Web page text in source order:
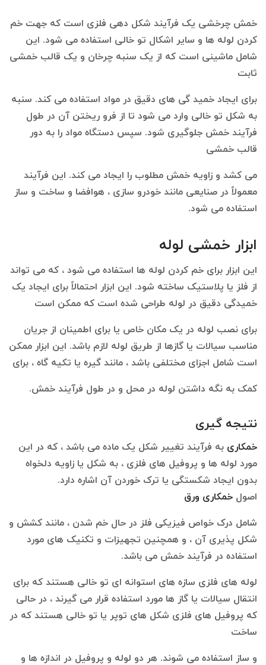
خمش چرخشی یک فرآیند شکل دهی فلزی است که جهت خم
کردن لوله ها و سایر اشکال تو خالی استفاده می شود. این
شامل ماشینی است که از یک سنبه چرخان و یک قالب خمشی
ثابت
برای ایجاد خمید گی های دقیق در مواد استفاده می کند. سنبه
به شکل تو خالی وارد می شود تا از فرو ریختن آن در طول
فرآیند خمش جلوگیری شود. سپس دستگاه مواد را به دور
قالب خمشی
می کشد و زاویه خمش مطلوب را ایجاد می کند. این فرآیند
معمولاً در صنایعی مانند خودرو سازی ، هوافضا و ساخت و ساز
استفاده می شود.
ابزار خمشی لوله
این ابزار برای خم کردن لوله ها استفاده می شود ، که می تواند
از فلز یا پلاستیک ساخته شود. این ابزار احتمالاً برای ایجاد یک
خمیدگی دقیق در لوله طراحی شده است که ممکن است
برای نصب لوله در یک مکان خاص یا برای اطمینان از جریان
مناسب سیالات یا گازها از طریق لوله لازم باشد. این ابزار ممکن
است شامل اجزای مختلفی باشد ، مانند گیره یا تکیه گاه ، برای
کمک به نگه داشتن لوله در محل و در طول فرآیند خمش.
نتیجه گیری
خمکاری به فرآیند تغییر شکل یک ماده می باشد ، که در این
مورد لوله ‌ها و پروفیل‌ های فلزی ، به شکل یا زاویه دلخواه
بدون ایجاد شکستگی یا ترک خوردن آن اشاره دارد.
اصول خمکاری ورق
شامل درک خواص فیزیکی فلز در حال خم شدن ، مانند کشش و
شکل پذیری آن ، و همچنین تجهیزات و تکنیک های مورد
استفاده در فرآیند خمش می باشد.
لوله‌ های فلزی سازه ‌های استوانه ‌ای تو خالی هستند که برای
انتقال سیالات یا گاز ها مورد استفاده قرار می ‌گیرند ، در حالی
که پروفیل‌ های فلزی شکل‌ های توپر یا تو خالی هستند که در
ساخت
و ساز استفاده می ‌شوند. هر دو لوله و پروفیل در اندازه ها و